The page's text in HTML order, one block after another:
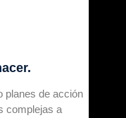
planes de acción
complejas a